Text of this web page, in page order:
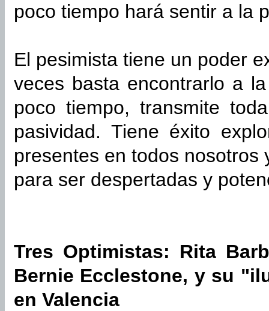
poco tiempo hará sentir a la
El pesimista tiene un poder
veces basta encontrarlo a
poco tiempo, transmite
pasividad. Tiene éxito
presentes en todos
para ser despertadas y
Tres Optimistas: Rita
Bernie Ecclestone, y su
en Valencia